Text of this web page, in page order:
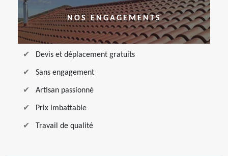
NOS ENGAGEMENTS
Devis et déplacement gratuits
Sans engagement
Artisan passionné
Prix imbattable
Travail de qualité